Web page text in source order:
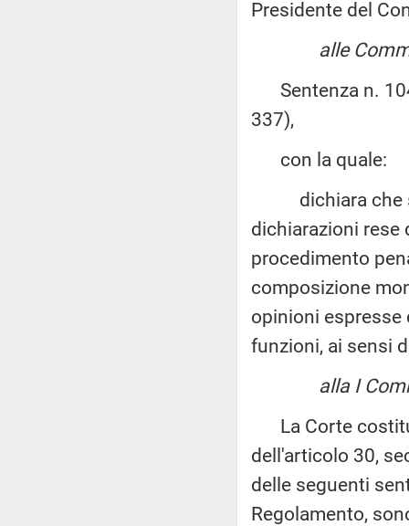
Presidente del
alle
Sentenza n.
337),
con la quale:
dichiara che
dichiarazioni rese
procedimento
composizione
opinioni espresse
funzioni, ai sensi
alla I
La Corte
dell'articolo 30,
delle seguenti
Regolamento,